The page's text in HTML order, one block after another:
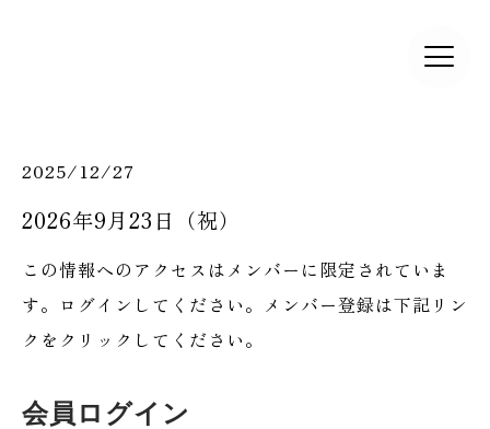
2025/12/27
2026年9月23日（祝）
この情報へのアクセスはメンバーに限定されていま
す。ログインしてください。メンバー登録は下記リン
クをクリックしてください。
会員ログイン